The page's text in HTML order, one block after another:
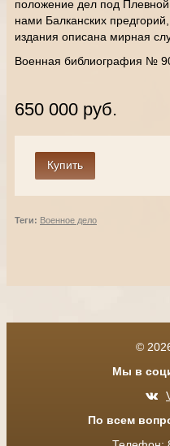
положение дел под
нами Балканских
издания описана мирная
Военная библиография №
650 000 руб.
Теги: Военное дело
©
Мы в
По всем